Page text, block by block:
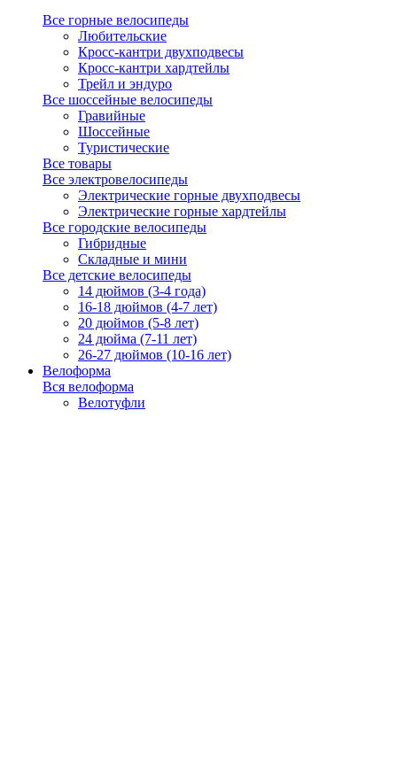
Все горные велосипеды
Любительские
Кросс-кантри двухподвесы
Кросс-кантри хардтейлы
Трейл и эндуро
Все шоссейные велосипеды
Гравийные
Шоссейные
Туристические
Все товары
Все электровелосипеды
Электрические горные двухподвесы
Электрические горные хардтейлы
Все городские велосипеды
Гибридные
Складные и мини
Все детские велосипеды
14 дюймов (3-4 года)
16-18 дюймов (4-7 лет)
20 дюймов (5-8 лет)
24 дюйма (7-11 лет)
26-27 дюймов (10-16 лет)
Велоформа
Вся велоформа
Велотуфли